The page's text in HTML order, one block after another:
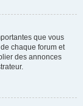
que vous
chaque forum et
des annonces